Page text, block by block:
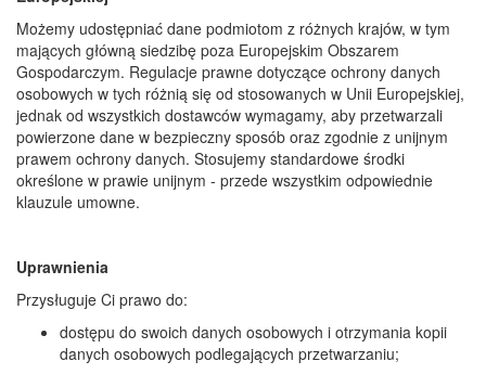
Możemy udostępniać dane podmiotom z różnych krajów, w tym
mających główną siedzibę poza Europejskim Obszarem
Gospodarczym. Regulacje prawne dotyczące ochrony danych
osobowych w tych różnią się od stosowanych w Unii Europejskiej,
jednak od wszystkich dostawców wymagamy, aby przetwarzali
powierzone dane w bezpieczny sposób oraz zgodnie z unijnym
prawem ochrony danych. Stosujemy standardowe środki
określone w prawie unijnym - przede wszystkim odpowiednie
klauzule umowne.
Uprawnienia
Przysługuje Ci prawo do:
dostępu do swoich danych osobowych i otrzymania kopii
danych osobowych podlegających przetwarzaniu;